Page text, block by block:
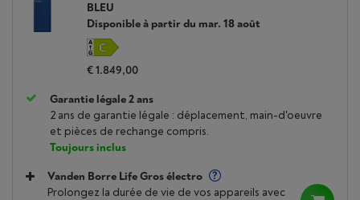
BLEU
Disponible à partir du mar. 18 août
€ 1.849,00
Garantie légale 2 ans
2 ans de garantie légale : déplacement, main-d'oeuvre
et pièces de rechange compris.
Toujours inclus
Vanden Borre Life Gros électro
Prolongez la durée de vie de vos appareils avec